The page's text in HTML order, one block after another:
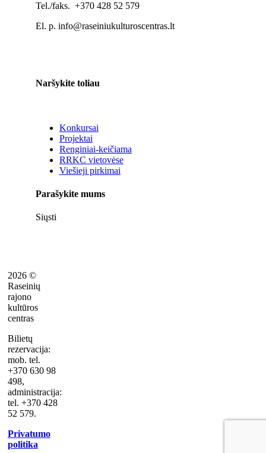
Tel./faks. +370 428 52 579
El. p. info@raseiniukulturoscentras.lt
Naršykite toliau
Konkursai
Projektai
Renginiai-keičiama
RRKC vietovėse
Viešieji pirkimai
Parašykite mums
Siųsti
2026 ©
Raseinių
rajono
kultūros
centras
Bilietų
rezervacija:
mob. tel.
+370 630 98
498,
administracija:
tel. +370 428
52 579.
Privatumo
politika